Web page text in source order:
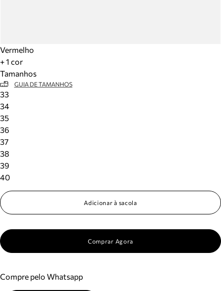
Vermelho
+ 1 cor
Tamanhos
GUIA DE TAMANHOS
33
34
35
36
37
38
39
40
Adicionar à sacola
Comprar Agora
Compre pelo Whatsapp